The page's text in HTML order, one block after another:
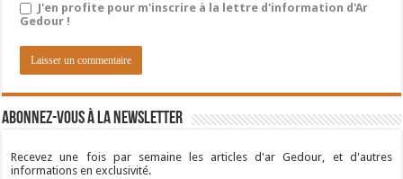
J'en profite pour m'inscrire à la lettre d'information d'Ar
Gedour !
Abonnez-vous à la newsletter
Recevez une fois par semaine les articles d'ar Gedour, et d'autres
informations en exclusivité.